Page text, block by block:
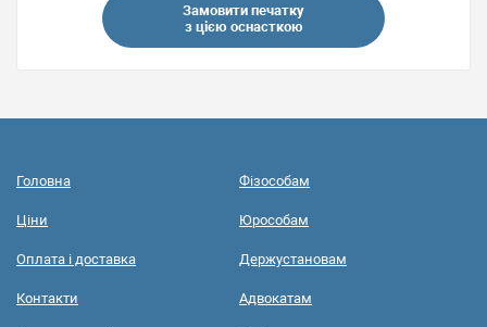
Замовити печатку
з цією оснасткою
Головна
Ціни
Оплата і доставка
Контакти
Фізособам
Юрособам
Держустановам
Адвокатам